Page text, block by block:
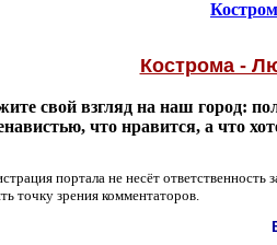
Кострома -
свой взгляд на наш город:
что нравится, а что
портала не несёт
точку зрения комментаторов.